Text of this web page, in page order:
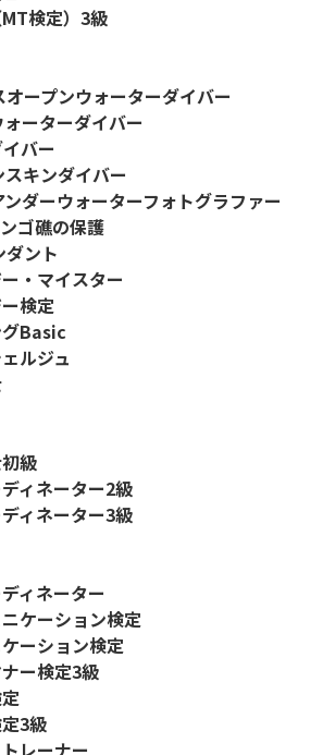
検定）3級
ープンウォーターダイバー
ーターダイバー
バー
キンダイバー
ダーウォーターフォトグラファー
ゴ礁の保護
ント
・マイスター
検定
Basic
ルジュ
級
ィネーター2級
ィネーター3級
ィネーター
ケーション検定
ーション検定
ー検定3級
3級
レーナー